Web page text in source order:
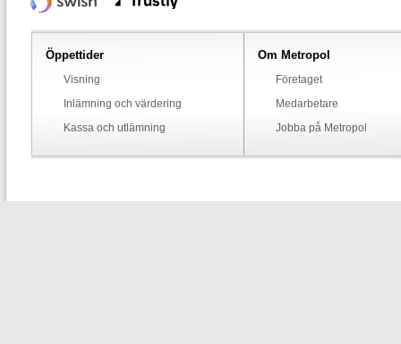
Öppettider
Visning
Inlämning och värdering
Kassa och utlämning
Om Metropol
Företaget
Medarbetare
Jobba på Metropol